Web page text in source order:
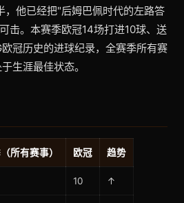
，他已经把"后姆巴佩时代的左路答
击。本赛季欧冠14场打进10球、送
冠历史的进球纪录，全赛季所有赛
生涯最佳状态。
所有赛事） 欧冠 趋势
10 ↑